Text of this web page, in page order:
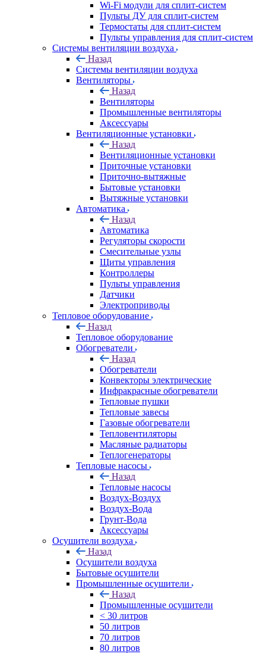
Wi-Fi модули для сплит-систем
Пульты ДУ для сплит-систем
Термостаты для сплит-систем
Пульты управления для сплит-систем
Системы вентиляции воздуха
Назад
Системы вентиляции воздуха
Вентиляторы
Назад
Вентиляторы
Промышленные вентиляторы
Аксессуары
Вентиляционные установки
Назад
Вентиляционные установки
Приточные установки
Приточно-вытяжные
Бытовые установки
Вытяжные установки
Автоматика
Назад
Автоматика
Регуляторы скорости
Смесительные узлы
Щиты управления
Контроллеры
Пульты управления
Датчики
Электроприводы
Тепловое оборудование
Назад
Тепловое оборудование
Обогреватели
Назад
Обогреватели
Конвекторы электрические
Инфракрасные обогреватели
Тепловые пушки
Тепловые завесы
Газовые обогреватели
Тепловентиляторы
Масляные радиаторы
Теплогенераторы
Тепловые насосы
Назад
Тепловые насосы
Воздух-Воздух
Воздух-Вода
Грунт-Вода
Аксессуары
Осушители воздуха
Назад
Осушители воздуха
Бытовые осушители
Промышленные осушители
Назад
Промышленные осушители
< 30 литров
50 литров
70 литров
80 литров